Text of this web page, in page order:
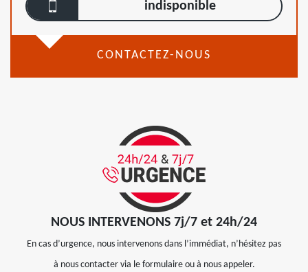
indisponible
CONTACTEZ-NOUS
NOUS INTERVENONS 7j/7 et 24h/24
En cas d’urgence, nous intervenons dans l’immédiat, n’hésitez pas
à nous contacter via le formulaire ou à nous appeler.